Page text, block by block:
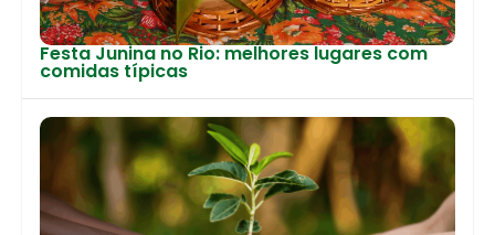
Festa Junina no Rio: melhores lugares com
comidas típicas